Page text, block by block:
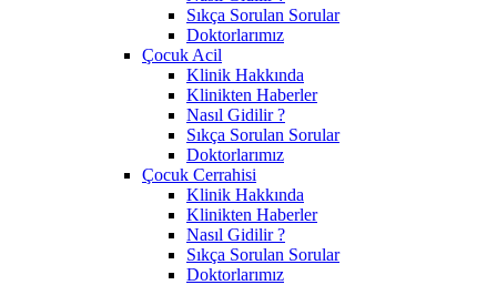
Sıkça Sorulan Sorular
Doktorlarımız
Çocuk Acil
Klinik Hakkında
Klinikten Haberler
Nasıl Gidilir ?
Sıkça Sorulan Sorular
Doktorlarımız
Çocuk Cerrahisi
Klinik Hakkında
Klinikten Haberler
Nasıl Gidilir ?
Sıkça Sorulan Sorular
Doktorlarımız